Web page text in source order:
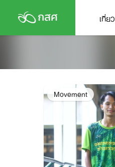
content
เกี่ย
Movement